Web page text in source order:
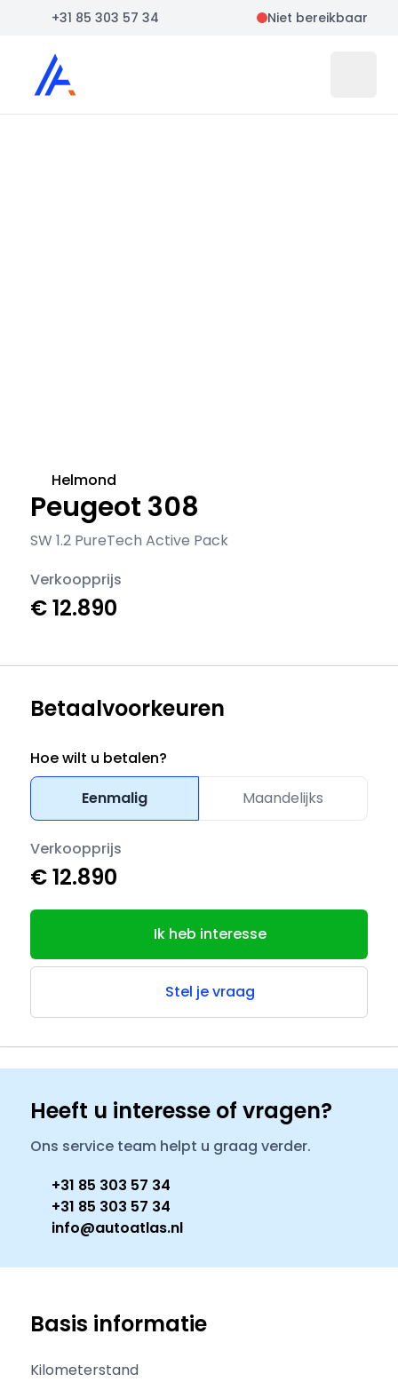
+31 85 303 57 34 Niet bereikbaar
Auto Atlas
Peugeot 308
SW 1.2 PureTech Active Pack
Helmond
Verkoopprijs
€ 12.890
Betaalvoorkeuren
Hoe wilt u betalen?
Eenmalig
Maandelijks
Verkoopprijs
€ 12.890
Ik heb interesse
Stel je vraag
Heeft u interesse of vragen?
Ons service team helpt u graag verder.
+31 85 303 57 34
+31 85 303 57 34
info@autoatlas.nl
Basis informatie
Kilometerstand